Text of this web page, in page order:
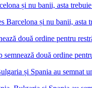
Barcelona și nu banii, asta
semnează două ordine